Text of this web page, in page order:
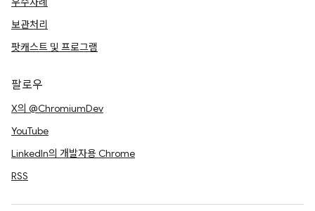
보관처리
팟캐스트 및 프로그램
팔로우
X의 @ChromiumDev
YouTube
LinkedIn의 개발자용 Chrome
RSS